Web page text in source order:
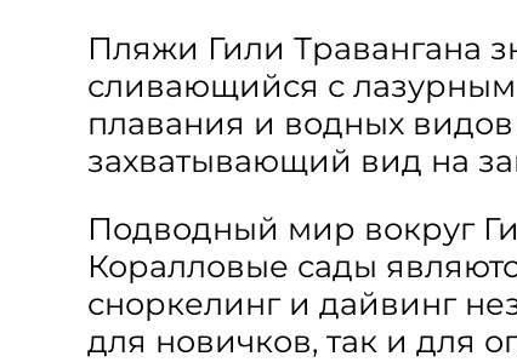
Пляжи Гили Травангана
сливающийся с лазурным
плавания и водных
захватывающий вид на
Подводный мир вокруг
Коралловые сады
сноркелинг и дайвинг
для новичков, так и для